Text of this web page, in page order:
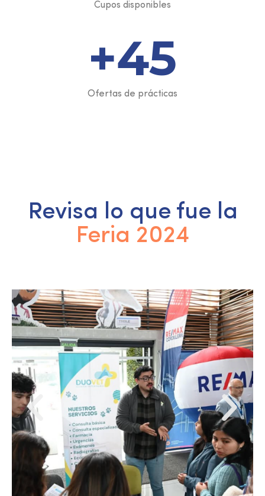
Cupos disponibles
+45
Ofertas de prácticas
Revisa lo que fue la
Feria 2024